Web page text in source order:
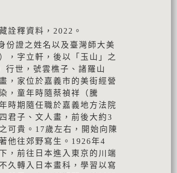
詮釋資料，2022。
份證之姓名以及臺灣師大美
，字立軒，後以「玉山」之
行世，號雲樵子、諸羅山
，家位於嘉義市的美街經營
，童年時隨蔡禎祥（騰
時期隨任職於嘉義地方法院
君子、文人畫，前後大約3
可貴。17歲左右，開始向陳
他往郊野寫生。1926年4
，前往日本進入東京的川端
久轉入日本畫科，學習以寫